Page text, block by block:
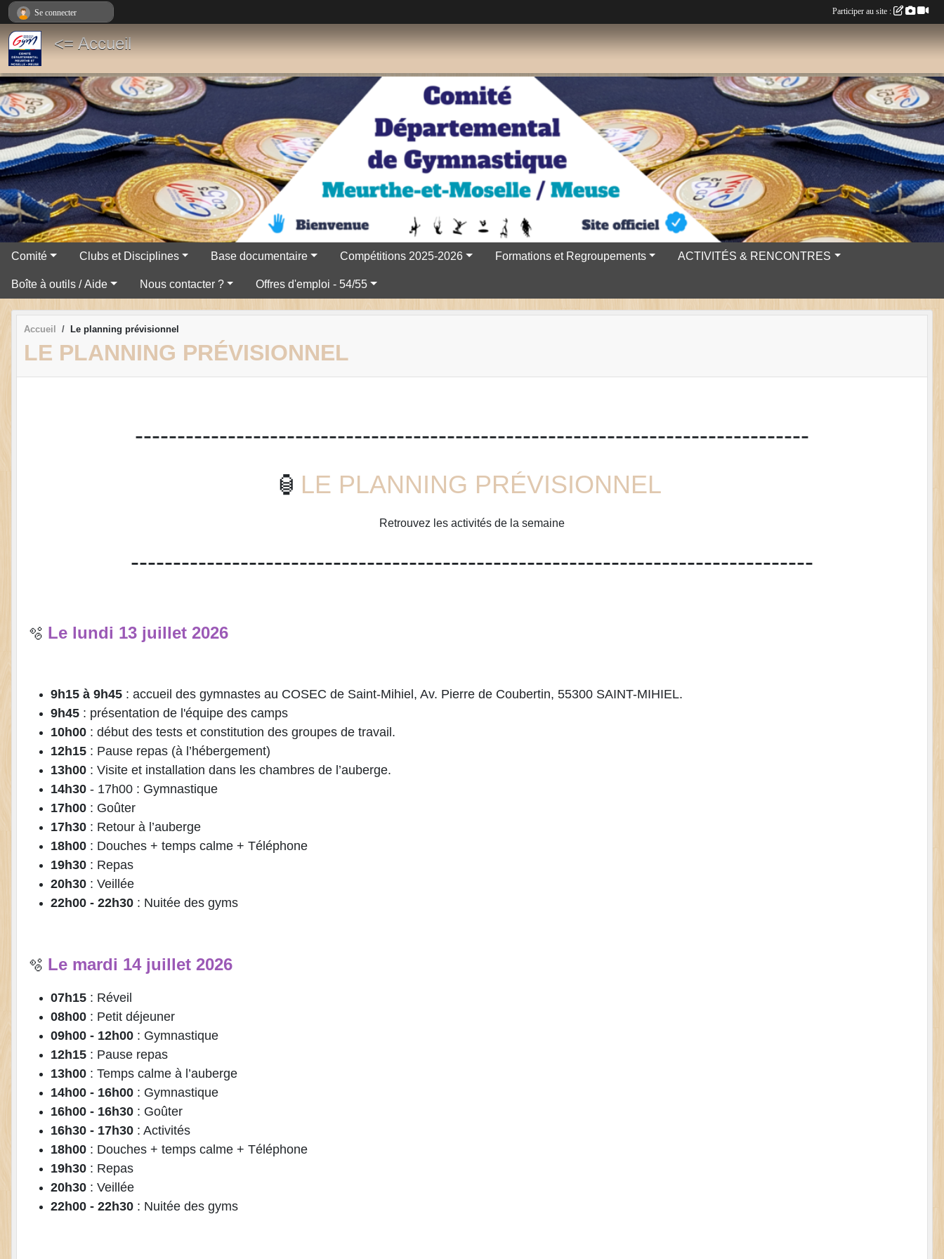
<= Accueil
Comité Clubs et Disciplines Base documentaire Compétitions 2025-2026 Formations et Regroupements ACTIVITÉS & RENCONTRES
Boîte à outils / Aide Nous contacter ? Offres d'emploi - 54/55
Accueil Le planning prévisionnel
LE PLANNING PRÉVISIONNEL
--------------------------------------------------------------------------------
🏮 LE PLANNING PRÉVISIONNEL
Retrouvez les activités de la semaine
---------------------------------------------------------------------------------
🫧 Le lundi 13 juillet 2026
9h15 à 9h45 : accueil des gymnastes au COSEC de Saint-Mihiel, Av. Pierre de Coubertin, 55300 SAINT-MIHIEL.
9h45 : présentation de l'équipe des camps
10h00 : début des tests et constitution des groupes de travail.
12h15 : Pause repas (à l’hébergement)
13h00 : Visite et installation dans les chambres de l’auberge.
14h30 - 17h00 : Gymnastique
17h00 : Goûter
17h30 : Retour à l’auberge
18h00 : Douches + temps calme + Téléphone
19h30 : Repas
20h30 : Veillée
22h00 - 22h30 : Nuitée des gyms
🫧 Le mardi 14 juillet 2026
07h15 : Réveil
08h00 : Petit déjeuner
09h00 - 12h00 : Gymnastique
12h15 : Pause repas
13h00 : Temps calme à l’auberge
14h00 - 16h00 : Gymnastique
16h00 - 16h30 : Goûter
16h30 - 17h30 : Activités
18h00 : Douches + temps calme + Téléphone
19h30 : Repas
20h30 : Veillée
22h00 - 22h30 : Nuitée des gyms
Se connecter Participer au site :
Panneau de gestion des cookies